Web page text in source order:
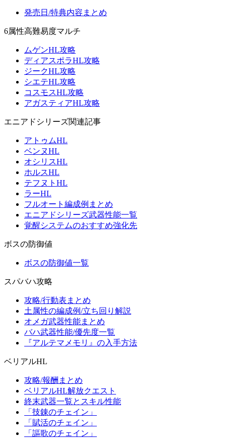
発売日/特典内容まとめ
6属性高難易度マルチ
ムゲンHL攻略
ディアスポラHL攻略
ジークHL攻略
シエテHL攻略
コスモスHL攻略
アガスティアHL攻略
エニアドシリーズ関連記事
アトゥムHL
ベンヌHL
オシリスHL
ホルスHL
テフヌトHL
ラーHL
フルオート編成例まとめ
エニアドシリーズ武器性能一覧
覚醒システムのおすすめ強化先
ボスの防御値
ボスの防御値一覧
スパバハ攻略
攻略/行動表まとめ
土属性の編成例/立ち回り解説
オメガ武器性能まとめ
バハ武器性能/優先度一覧
『アルテマメモリ』の入手方法
ベリアルHL
攻略/報酬まとめ
ベリアルHL解放クエスト
終末武器一覧とスキル性能
「技錬のチェイン」
「賦活のチェイン」
「謳歌のチェイン」